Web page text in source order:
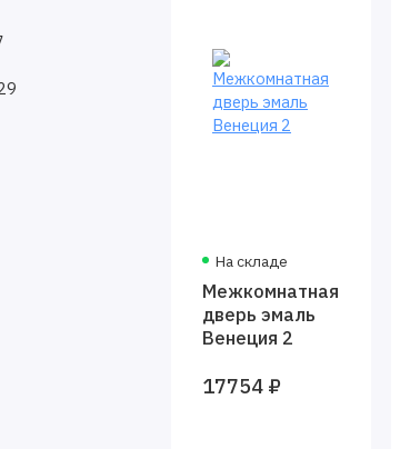
На складе
Межкомнатная
дверь эмаль
Венеция 2
17754 ₽